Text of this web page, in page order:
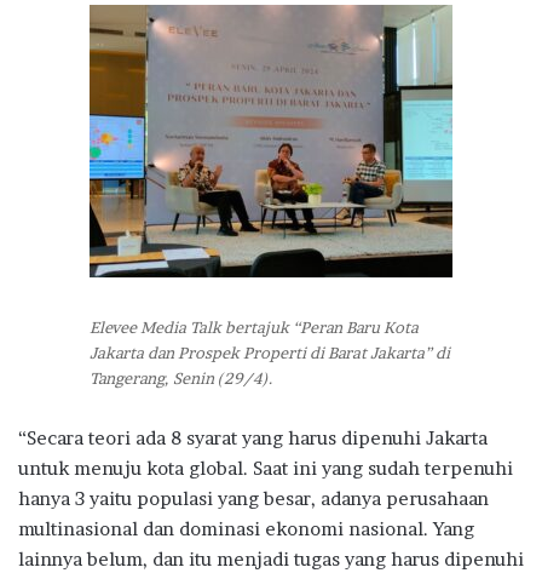
Elevee Media Talk bertajuk “Peran Baru Kota
Jakarta dan Prospek Properti di Barat Jakarta” di
Tangerang, Senin (29/4).
“Secara teori ada 8 syarat yang harus dipenuhi Jakarta
untuk menuju kota global. Saat ini yang sudah terpenuhi
hanya 3 yaitu populasi yang besar, adanya perusahaan
multinasional dan dominasi ekonomi nasional. Yang
lainnya belum, dan itu menjadi tugas yang harus dipenuhi